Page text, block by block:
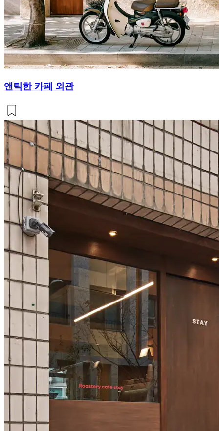
앤틱한 카페 외관